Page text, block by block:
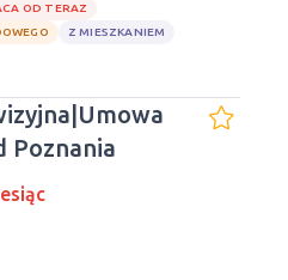
OD TERAZ
Z MIESZKANIEM
Poznania